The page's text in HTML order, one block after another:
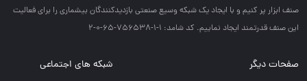
صنف ابزار پر كنيم و با ايجاد يك شبكه وسيع صنعتي بازديدكنندگان بيشماري را براي فعاليت
اين صنف قدرتمند ايجاد نماييم. کد شامد: 1-1-756538-65-0-2
صفحات دیگر
شبکه های اجتماعی